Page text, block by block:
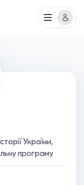
України,
програму